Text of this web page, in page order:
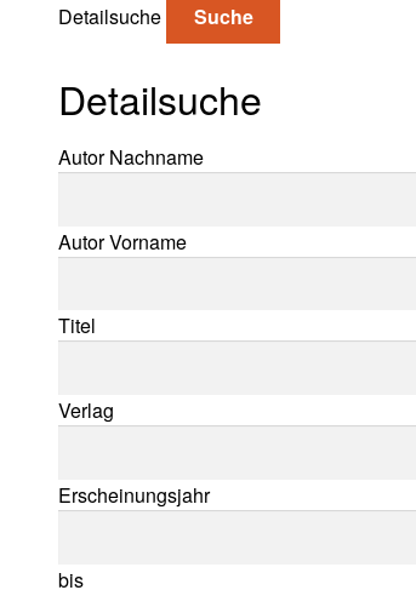
Detailsuche Suche
Detailsuche
Suche nach:
Autor Nachname
Autor Vorname
Titel
Verlag
Erscheinungsjahr
bis